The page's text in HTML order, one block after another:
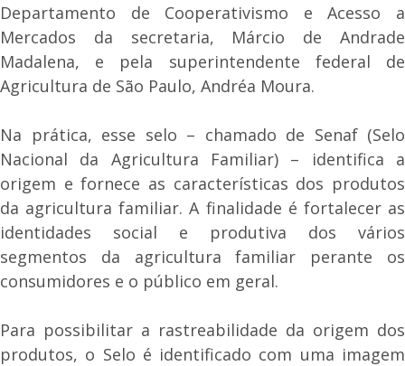
Departamento de Cooperativismo e Acesso a
Mercados da secretaria, Márcio de Andrade
Madalena, e pela superintendente federal de
Agricultura de São Paulo, Andréa Moura.
Na prática, esse selo – chamado de Senaf (Selo
Nacional da Agricultura Familiar) – identifica a
origem e fornece as características dos produtos
da agricultura familiar. A finalidade é fortalecer as
identidades social e produtiva dos vários
segmentos da agricultura familiar perante os
consumidores e o público em geral.
Para possibilitar a rastreabilidade da origem dos
produtos, o Selo é identificado com uma imagem